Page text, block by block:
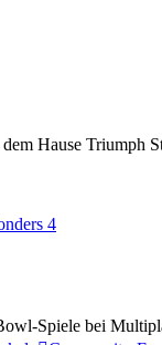
Hause Triumph
4
Spiele bei